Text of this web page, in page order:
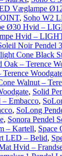
Væglampe
, Soho W2
Ø30 Hvid –
Hvid –
Noir Pendel
Cone Black
– Terence
Walnut –
, Solid
Embacco,
, SoLong
, Sonora Pendel
– Kartell, Space
LED – Belid,
Hvid –